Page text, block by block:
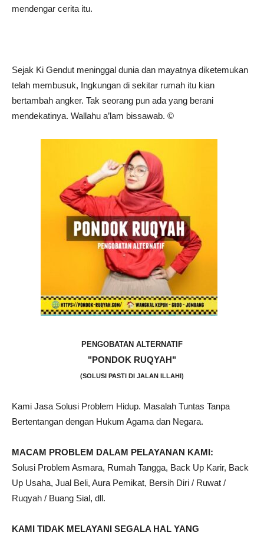
mendengar cerita itu.
Sejak Ki Gendut meninggal dunia dan mayatnya diketemukan
telah membusuk, Ingkungan di sekitar rumah itu kian
bertambah angker. Tak seorang pun ada yang berani
mendekatinya. Wallahu a’lam bissawab. ©️
PENGOBATAN ALTERNATIF
"PONDOK RUQYAH"
(SOLUSI PASTI DI JALAN ILLAHI)
Kami Jasa Solusi Problem Hidup. Masalah Tuntas Tanpa
Bertentangan dengan Hukum Agama dan Negara.
MACAM PROBLEM DALAM PELAYANAN KAMI:
Solusi Problem Asmara, Rumah Tangga, Back Up Karir, Back
Up Usaha, Jual Beli, Aura Pemikat, Bersih Diri / Ruwat /
Ruqyah / Buang Sial, dll.
KAMI TIDAK MELAYANI SEGALA HAL YANG